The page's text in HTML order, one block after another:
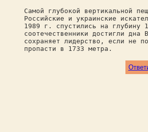
Самой глубокой вертикальной
Российские и украинские
1989 г. спустились на глубину
соотечественники достигли
сохраняет лидерство, если не
пропасти в 1733 метра.